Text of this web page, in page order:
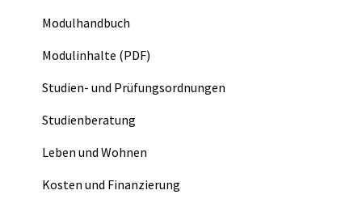
Modulhandbuch
Modulinhalte (PDF)
Studien- und Prüfungsordnungen
Studienberatung
Leben und Wohnen
Kosten und Finanzierung